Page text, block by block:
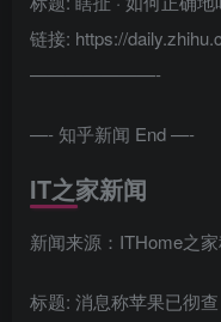
链接: https://
———————-
—- 知乎新闻 End —-
IT之家新闻
新闻来源：ITHome之
标题: 消息称苹果已彻